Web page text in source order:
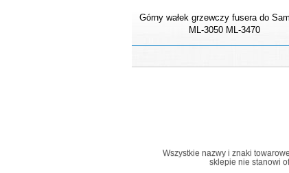
Górny wałek grzewczy fusera do
ML-3050 ML-3470
Wszystkie nazwy i znaki
sklepie nie stanowi